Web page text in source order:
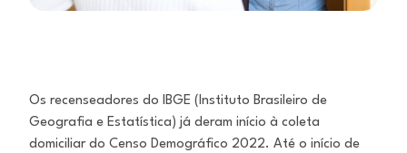
Os recenseadores do IBGE (Instituto Brasileiro de
Geografia e Estatística) já deram início à coleta
domiciliar do Censo Demográfico 2022. Até o início de